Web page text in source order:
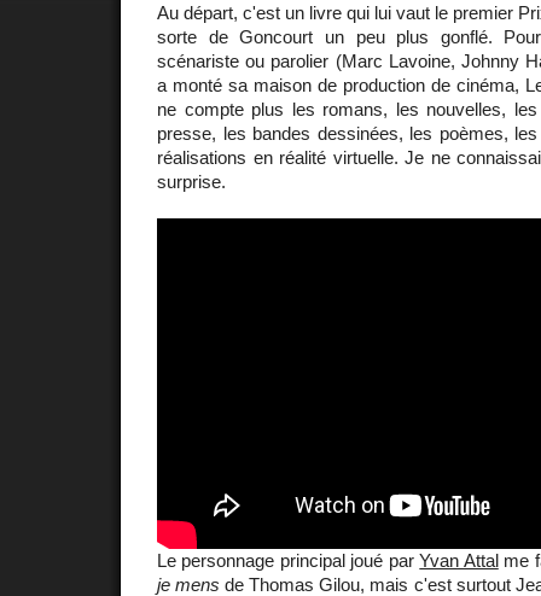
Au départ, c'est un livre qui lui vaut le premier
sorte de Goncourt un peu plus gonflé.
scénariste ou parolier (Marc Lavoine, Johnny
a monté sa maison de production de cinéma,
ne compte plus les romans, les nouvelles,
presse, les bandes dessinées, les poèmes,
réalisations en réalité virtuelle. Je ne
surprise.
Le personnage principal joué parYvan Attalme
je mens de Thomas Gilou, mais c'est surtout